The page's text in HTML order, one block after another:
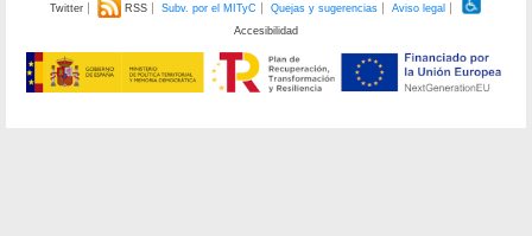
Twitter RSS Subv. por el MITyC Quejas y sugerencias
Aviso legal
Accesibilidad